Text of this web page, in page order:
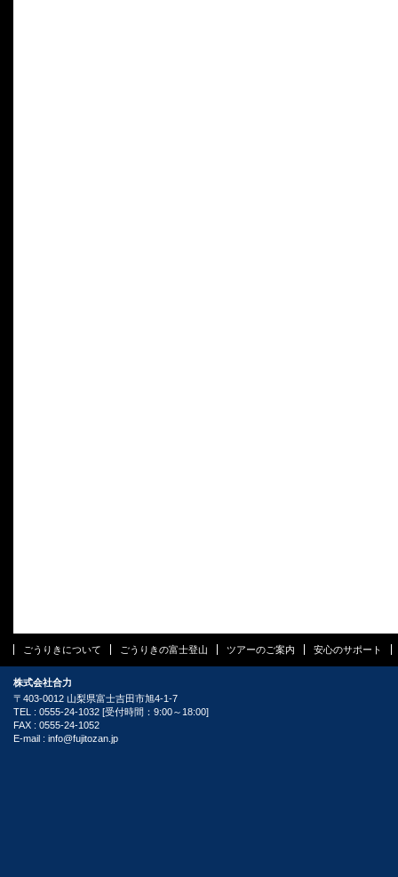
ごうりきについて ごうりきの富士登山 ツアーのご案内 安心のサポート
株式会社合力
〒403-0012 山梨県富士吉田市旭4-1-7
TEL : 0555-24-1032 [受付時間：9:00～18:00]
FAX : 0555-24-1052
E-mail : info@fujitozan.jp